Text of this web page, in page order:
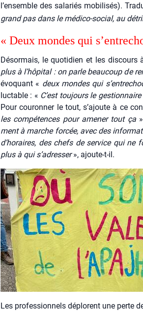
l’ensemble des sala­riés mobi­li­sés).
grand pas dans le médi­co-social, au
« Deux mondes qui
Désor­mais, le quo­ti­dien et les dis­cours
plus à l’hôpital : on parle beau­coup de
évo­quant « deux mondes qui
luc­table : « C’est tou­jours le
Pour cou­ron­ner le tout, s’ajoute à ce
les com­pé­tences pour ame­ner tout ça
ment à marche for­cée, avec des
d’horaires, des chefs de ser­vice qui
plus à qui s’adresser», ajoute-t-il.
Les pro­fes­sion­nels déplorent une perte